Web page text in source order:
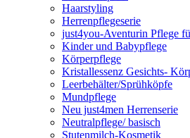
Haarstyling
Herrenpflegeserie
just4you-Aventurin Pflege
Kinder und Babypflege
Körperpflege
Kristallessenz Gesichts-
Leerbehälter/Sprühköpfe
Mundpflege
Neu just4men Herrenserie
Neutralpflege/ basisch
Stutenmilch-Kosmetik